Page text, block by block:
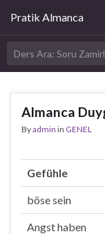
Pratik Almanca
Almanca
Byadmin in GENEL
Gefühle
böse sein
Angst haben